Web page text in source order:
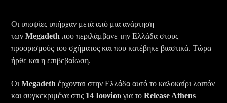
Εvolutionradio
Οι υποψίες υπήρχαν μετά από μια ανάρτηση
τωνMegadeth που περιλάμβανε την Ελλάδα στους
προορισμούς του σχήματος και που κατέβηκε βιαστικά. Τώρα
ήρθε και η επιβεβαίωση.
ΟιMegadethέρχονται στην Ελλάδα αυτό το καλοκαίρι λοιπόν
και συγκεκριμένα στις 14 Ιουνίου για τοRelease Athens